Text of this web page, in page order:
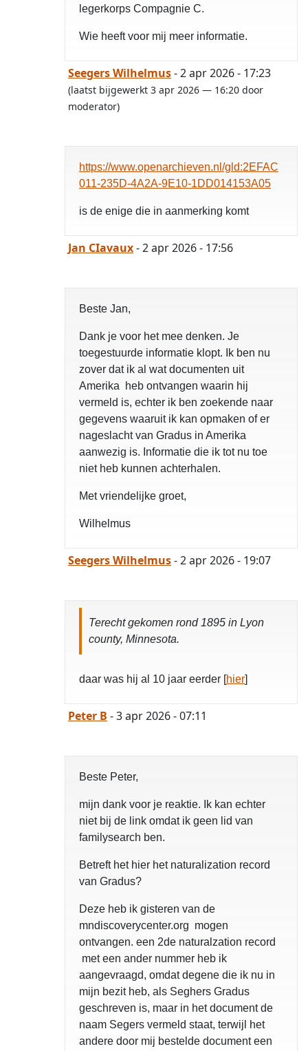
legerkorps Compagnie C.
Wie heeft voor mij meer informatie.
Seegers Wilhelmus- 2 apr 2026 - 17:23
(laatst bijgewerkt 3 apr 2026 — 16:20 door
moderator)
https://www.openarchieven.nl/gld:2EFAC
011-235D-4A2A-9E10-1DD014153A05
is de enige die in aanmerking komt
Jan CIavaux- 2 apr 2026 - 17:56
Beste Jan,
Dank je voor het mee denken. Je
toegestuurde informatie klopt. Ik ben nu
zover dat ik al wat documenten uit
Amerika heb ontvangen waarin hij
vermeld is, echter ik ben zoekende naar
gegevens waaruit ik kan opmaken of er
nageslacht van Gradus in Amerika
aanwezig is. Informatie die ik tot nu toe
niet heb kunnen achterhalen.
Met vriendelijke groet,
Wilhelmus
Seegers Wilhelmus- 2 apr 2026 - 19:07
Terecht gekomen rond 1895 in Lyon
county, Minnesota.
daar was hij al 10 jaar eerder [hier]
Peter B - 3 apr 2026 - 07:11
Beste Peter,
mijn dank voor je reaktie. Ik kan echter
niet bij de link omdat ik geen lid van
familysearch ben.
Betreft het hier het naturalization record
van Gradus?
Deze heb ik gisteren van de
mndiscoverycenter.org mogen
ontvangen. een 2de naturalzation record
met een ander nummer heb ik
aangevraagd, omdat degene die ik nu in
mijn bezit heb, als Seghers Gradus
geschreven is, maar in het document de
naam Segers vermeld staat, terwijl het
andere door mij bestelde document een